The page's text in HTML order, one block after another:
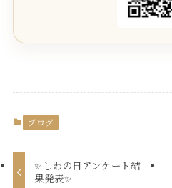
ブログ
✨しわの日アンケート結
果発表✨